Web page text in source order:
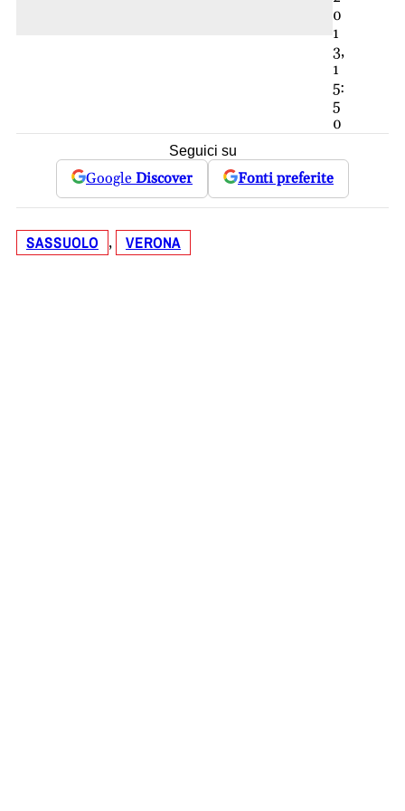
0
1
3,
1
5:
5
0
Seguici su
Google Discover Fonti preferite
SASSUOLO , VERONA